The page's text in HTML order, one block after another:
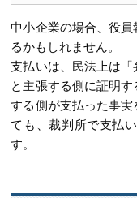
中小企業の場合、役
るかもしれません。
支払いは、民法上は
と主張する側に証明
する側が支払った事
ても、裁判所で支払
す。